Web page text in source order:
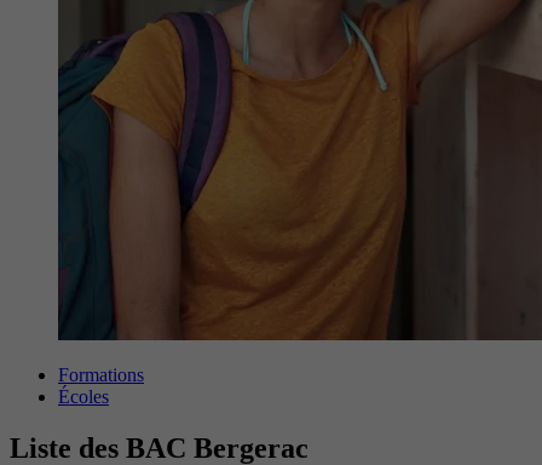
Formations
Écoles
Liste des BAC Bergerac